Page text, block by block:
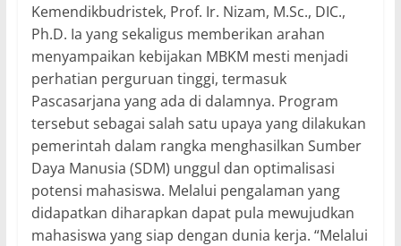
Kemendikbudristek, Prof. Ir. Nizam, M.Sc., DIC.,
Ph.D. Ia yang sekaligus memberikan arahan
menyampaikan kebijakan MBKM mesti menjadi
perhatian perguruan tinggi, termasuk
Pascasarjana yang ada di dalamnya. Program
tersebut sebagai salah satu upaya yang dilakukan
pemerintah dalam rangka menghasilkan Sumber
Daya Manusia (SDM) unggul dan optimalisasi
potensi mahasiswa. Melalui pengalaman yang
didapatkan diharapkan dapat pula mewujudkan
mahasiswa yang siap dengan dunia kerja. “Melalui